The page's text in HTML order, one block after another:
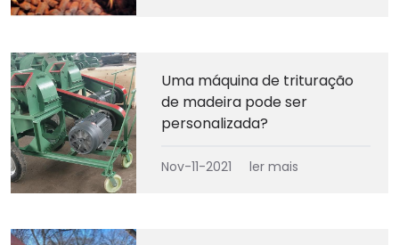
Uma máquina de trituração
de madeira pode ser
personalizada?
Nov-11-2021 ler mais